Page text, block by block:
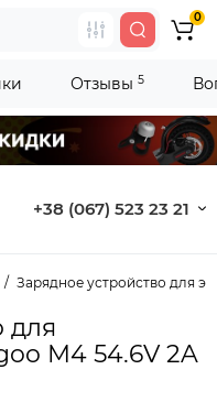
+38 (067) 523 23 21
0
Зарядное устройство для
для
M4 54.6V 2A
Отзывы 5